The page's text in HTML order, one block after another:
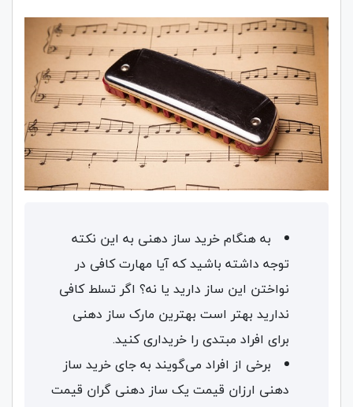
به هنگام خرید ساز دهنی به این نکته
توجه داشته باشید که آیا مهارت کافی در
نواختن این ساز دارید یا نه؟ اگر تسلط کافی
ندارید بهتر است بهترین مارک ساز دهنی
برای افراد مبتدی را خریداری کنید.
برخی از افراد می‌گویند به جای خرید ساز
دهنی ارزان قیمت یک ساز دهنی گران قیمت